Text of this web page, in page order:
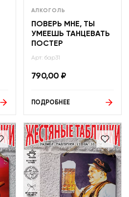
АЛКОГОЛЬ
ПОВЕРЬ МНЕ, ТЫ
УМЕЕШЬ ТАНЦЕВАТЬ
ПОСТЕР
Арт: бар31
790,00 ₽
ПОДРОБНЕЕ